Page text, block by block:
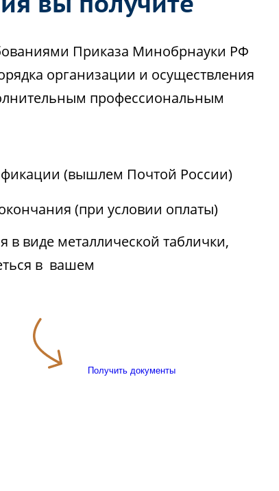
Приказа Минобрнауки РФ
организации и осуществления
профессиональным
(вышлем Почтой России)
(при условии оплаты)
виде металлической таблички,
в вашем
Получить документы